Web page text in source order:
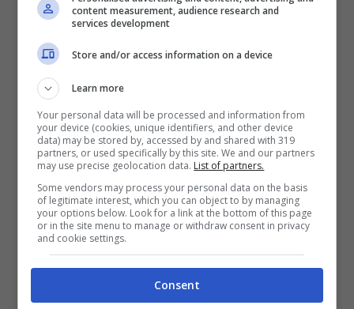
Così annullate l’invio delle mail su Gmail – Tecnocino.it
Come potete immaginare, stiamo parlando
della possibilità diannullare l’invio di una
email.Per fare ciò, dovete andare su
Visualizza tutte le impostazioni e poi cliccare
su Generali. Qui tra le varie voci, dovete
content measurement, audience research and
services development
Store and/or access information on a device
Learn more
Your personal data will be processed and information from
your device (cookies, unique identifiers, and other device
data) may be stored by, accessed by and shared with 319
partners, or used specifically by this site. We and our partners
may use precise geolocation data. List of partners.
Some vendors may process your personal data on the basis
of legitimate interest, which you can object to by managing
your options below. Look for a link at the bottom of this page
or in the site menu to manage or withdraw consent in privacy
and cookie settings.
Consent